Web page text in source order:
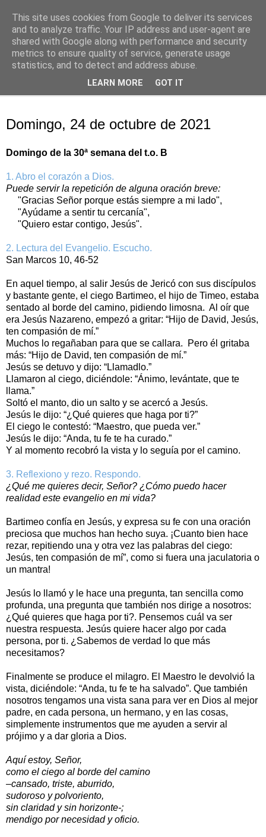
Oración personal
con el Evangelio de cada día
Domingo, 24 de octubre de 2021
Domingo de la 30ª semana del t.o. B
1. Abro el corazón a Dios.
Puede servir la repetición de alguna oración breve:
"Gracias Señor porque estás siempre a mi lado",
"Ayúdame a sentir tu cercanía",
"Quiero estar contigo, Jesús".
2. Lectura del Evangelio. Escucho.
San Marcos 10, 46-52
En aquel tiempo, al salir Jesús de Jericó con sus discípulos
y bastante gente, el ciego Bartimeo, el hijo de Timeo, estaba
sentado al borde del camino, pidiendo limosna. Al oír que
era Jesús Nazareno, empezó a gritar: “Hijo de David, Jesús,
ten compasión de mí.”
Muchos lo regañaban para que se callara. Pero él gritaba
más: “Hijo de David, ten compasión de mí.”
Jesús se detuvo y dijo: “Llamadlo.”
Llamaron al ciego, diciéndole: “Ánimo, levántate, que te
llama.”
Soltó el manto, dio un salto y se acercó a Jesús.
Jesús le dijo: “¿Qué quieres que haga por ti?”
El ciego le contestó: “Maestro, que pueda ver.”
Jesús le dijo: “Anda, tu fe te ha curado.”
Y al momento recobró la vista y lo seguía por el camino.
3. Reflexiono y rezo. Respondo.
¿Qué me quieres decir, Señor? ¿Cómo puedo hacer
realidad este evangelio en mi vida?
Bartimeo confía en Jesús, y expresa su fe con una oración
preciosa que muchos han hecho suya. ¡Cuanto bien hace
rezar, repitiendo una y otra vez las palabras del ciego:
Jesús, ten compasión de mí”, como si fuera una jaculatoria o
un mantra!
Jesús lo llamó y le hace una pregunta, tan sencilla como
profunda, una pregunta que también nos dirige a nosotros:
¿Qué quieres que haga por ti?. Pensemos cuál va ser
nuestra respuesta. Jesús quiere hacer algo por cada
persona, por ti. ¿Sabemos de verdad lo que más
necesitamos?
Finalmente se produce el milagro. El Maestro le devolvió la
vista, diciéndole: “Anda, tu fe te ha salvado”. Que también
nosotros tengamos una vista sana para ver en Dios al mejor
padre, en cada persona, un hermano, y en las cosas,
simplemente instrumentos que me ayuden a servir al
prójimo y a dar gloria a Dios.
Aquí estoy, Señor,
como el ciego al borde del camino
–cansado, triste, aburrido,
sudoroso y polvoriento,
sin claridad y sin horizonte-;
mendigo por necesidad y oficio.
This site uses cookies from Google to deliver its services
and to analyze traffic. Your IP address and user-agent are
shared with Google along with performance and security
metrics to ensure quality of service, generate usage
statistics, and to detect and address abuse.
LEARN MORE GOT IT